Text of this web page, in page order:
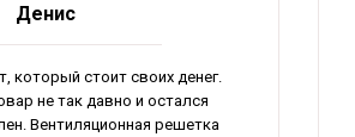
Денис
который стоит своих денег.
не так давно и остался
Вентиляционная решетка